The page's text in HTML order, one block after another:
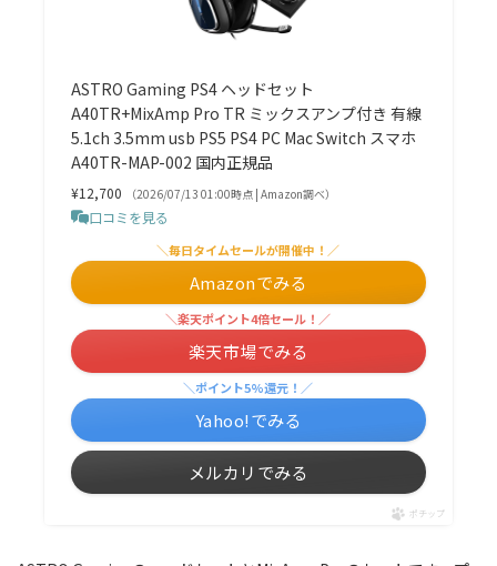
ASTRO Gaming PS4 ヘッドセット
A40TR+MixAmp Pro TR ミックスアンプ付き 有線
5.1ch 3.5mm usb PS5 PS4 PC Mac Switch スマホ
A40TR-MAP-002 国内正規品
¥12,700 （2026/07/13 01:00時点 | Amazon調べ）
口コミを見る
＼毎日タイムセールが開催中！／
Amazonでみる
＼楽天ポイント4倍セール！／
楽天市場でみる
＼ポイント5%還元！／
Yahoo!でみる
メルカリでみる
ポチップ